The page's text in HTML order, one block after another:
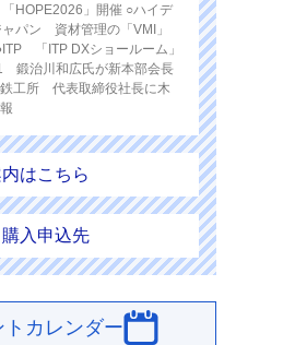
HOPE2026」開催 ○ハイデ
パン 資材管理の「VMI」
「ITP DXショールーム」
鍛治川和広氏が新本部会長
工所 代表取締役社長に木
はこちら
入申込先
トカレンダー